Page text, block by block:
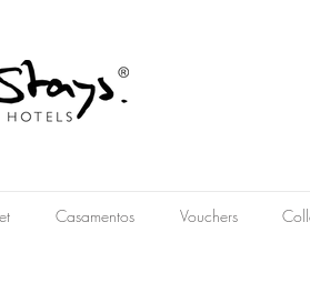
Casamentos Vouchers